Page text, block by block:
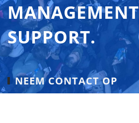
MANAGEMENT
SUPPORT.
NEEM CONTACT OP